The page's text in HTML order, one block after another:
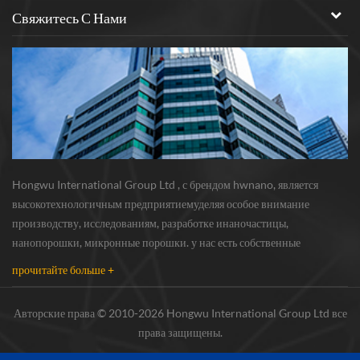
Свяжитесь С Нами
Hongwu International Group Ltd , с брендом hwnano, является
высокотехнологичным предприятиемуделяя особое внимание
производству, исследованиям, разработке инаночастицы,
нанопорошки, микронные порошки. у нас есть собственные
Сюйчжоу, Цзянсу, в основном поставляющий серебряная наноча...
прочитайте больше +
Авторские права © 2010-2026 Hongwu International Group Ltd все
права защищены.